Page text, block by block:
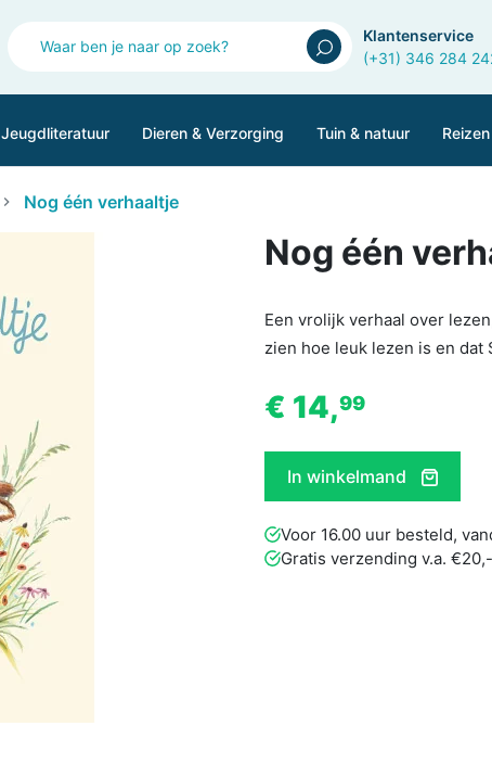
Klantenservice
(+31) 346 284
Jeugdliteratuur Dieren & Verzorging Tuin & natuur Reizen
Nog één verhaaltje
Nog één
Een vrolijk verhaal over
zien hoe leuk lezen is en dat
€ 14,99
In winkelmand
Voor 16.00 uur besteld,
Gratis verzending v.a. €20,-